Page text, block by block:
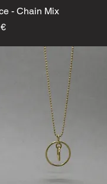
Schnellansicht
- Chain Mix